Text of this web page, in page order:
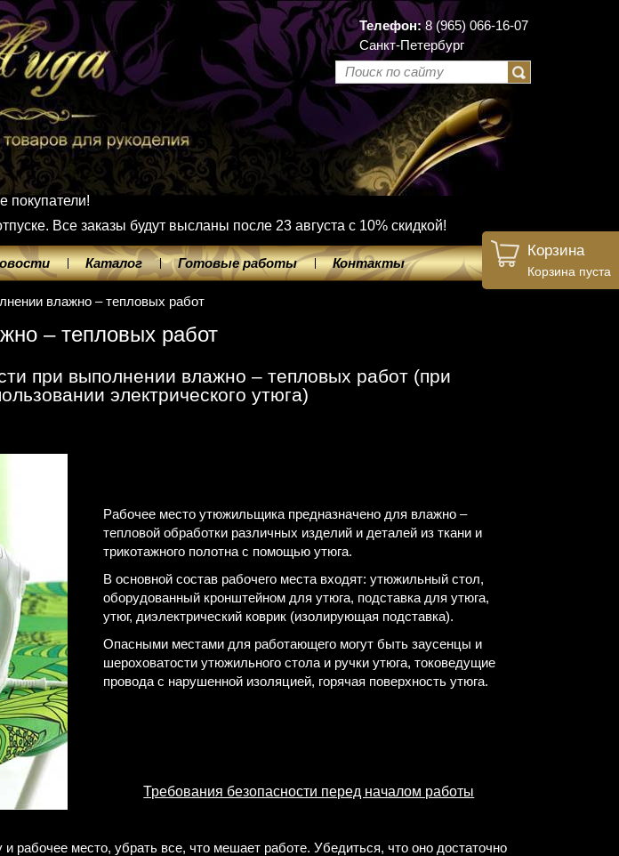
Телефон:8 (965) 066-16-07
Санкт-Петербург
покупатели!
Все заказы будут высланы после 23 августа с 10% скидкой!
Каталог Готовые работы Контакты
Корзина
Корзина пуста
влажно – тепловых работ
– тепловых работ
при выполнении влажно – тепловых работ (при
электрического утюга)
Рабочее место утюжильщика предназначено для влажно –
тепловой обработки различных изделий и деталей из ткани и
трикотажного полотна с помощью утюга.
В основной состав рабочего места входят: утюжильный стол,
оборудованный кронштейном для утюга, подставка для утюга,
утюг, диэлектрический коврик (изолирующая подставка).
Опасными местами для работающего могут быть заусенцы и
шероховатости утюжильного стола и ручки утюга, токоведущие
провода с нарушенной изоляцией, горячая поверхность утюга.
Требования безопасности перед началом работы
рабочее место, убрать все, что мешает работе. Убедиться, что оно достаточно